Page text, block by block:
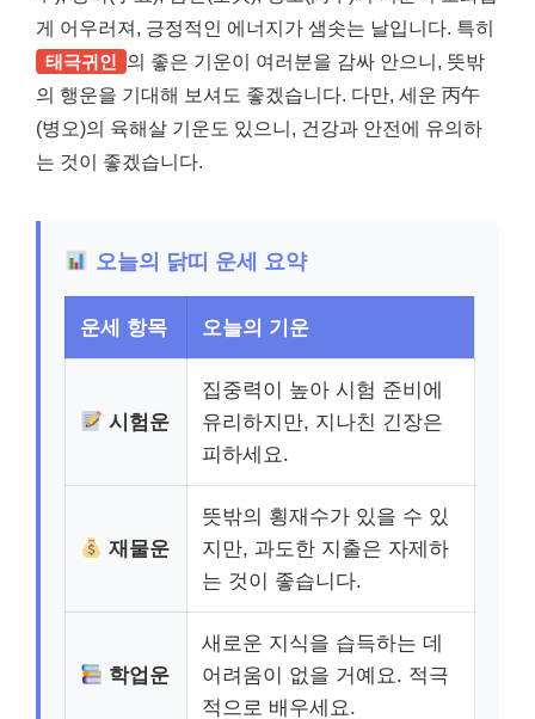
게 어우러져, 긍정적인 에너지가 샘솟는 날입니다. 특히
태극귀인
의 좋은 기운이 여러분을 감싸 안으니, 뜻밖
의 행운을 기대해 보셔도 좋겠습니다. 다만, 세운 丙午
(병오)의 육해살 기운도 있으니, 건강과 안전에 유의하
는 것이 좋겠습니다.
오늘의 닭띠 운세 요약
운세 항목 오늘의 기운
시험운
집중력이 높아 시험 준비에
유리하지만, 지나친 긴장은
피하세요.
재물운
뜻밖의 횡재수가 있을 수 있
지만, 과도한 지출은 자제하
는 것이 좋습니다.
학업운
새로운 지식을 습득하는 데
어려움이 없을 거예요. 적극
적으로 배우세요.